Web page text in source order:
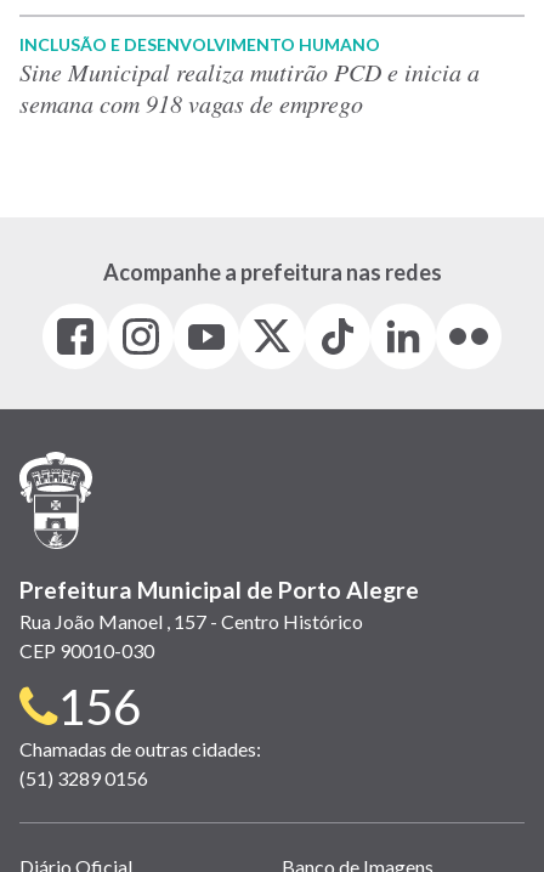
INCLUSÃO E DESENVOLVIMENTO HUMANO
Sine Municipal realiza mutirão PCD e inicia a
semana com 918 vagas de emprego
Acompanhe a prefeitura nas redes
Facebook
(link
em
janela)
Instagram
(link
em
(link
em
(Antigo
(link
Tiktok
(link
em
LinkedIn
(link
em
(link
em
Prefeitura Municipal de Porto Alegre
Rua João Manoel , 157 - Centro Histórico
CEP 90010-030
Telefone
para
contato:
156
Chamadas de outras cidades:
(51) 3289 0156
Links
Diário Oficial Banco de Imagens